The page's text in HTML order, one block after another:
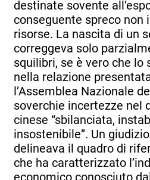
destinate sovente
conseguente spreco non
risorse. La nascita di un
correggeva solo
squilibri, se è vero che lo
nella relazione
l’Assemblea Nazionale
soverchie incertezze nel
cinese “sbilanciata,
insostenibile”. Un
delineava il quadro di
che ha caratterizzato
economico conosciuto